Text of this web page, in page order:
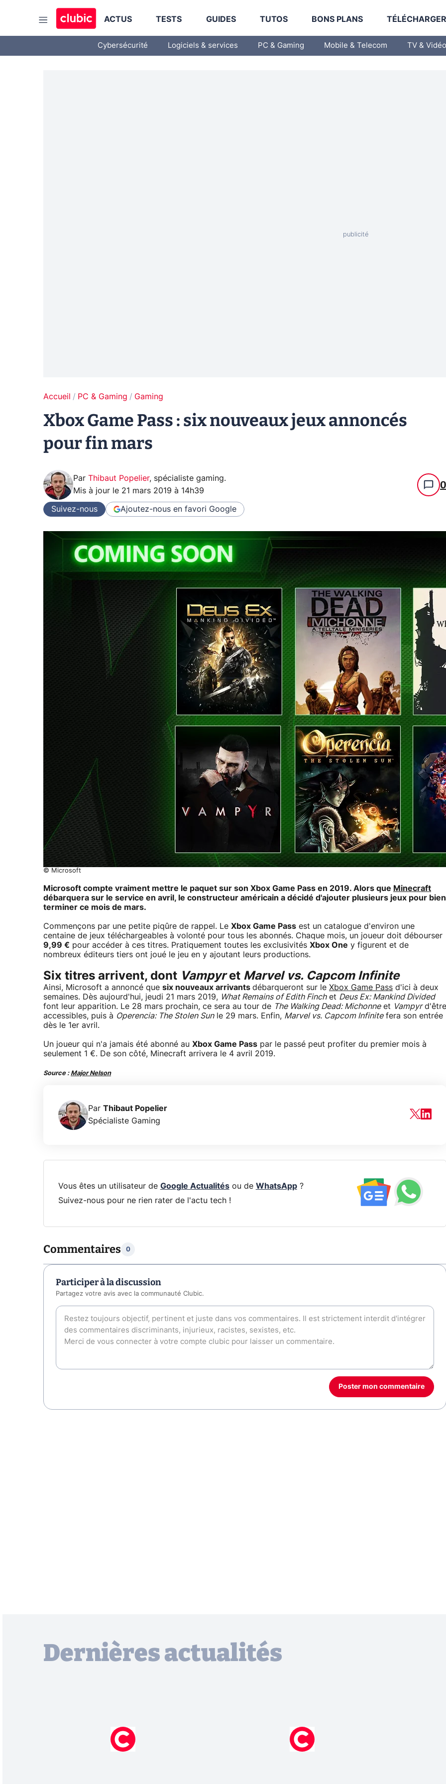
ACTUS TESTS GUIDES TUTOS BONS PLANS
Cybersécurité Logiciels & services PC & Gaming Mobile & Telecom TV & Vidéo
Accueil PC & Gaming Gaming
Xbox Game Pass : six nouveaux jeux annoncés
pour fin mars
Par Thibaut Popelier, spécialiste gaming.
Mis à jour le 21 mars 2019 à 14h39 0
Suivez-nous Ajoutez-nous en favori Google
© Microsoft
Microsoft compte vraiment mettre le paquet sur son Xbox Game Pass en 2019. Alors que Minecraft
débarquera sur le service en avril, le constructeur américain a décidé d'ajouter plusieurs jeux pour bien
terminer ce mois de mars.
Commençons par une petite piqûre de rappel. Le Xbox Game Pass est un catalogue d'environ une
centaine de jeux téléchargeables à volonté pour tous les abonnés. Chaque mois, un joueur doit débourser
9,99 € pour accéder à ces titres. Pratiquement toutes les exclusivités Xbox One y figurent et de
nombreux éditeurs tiers ont joué le jeu en y ajoutant leurs productions.
Six titres arrivent, dont Vampyret Marvel vs. Capcom Infinite
Ainsi, Microsoft a annoncé que six nouveaux arrivants débarqueront sur le Xbox Game Pass d'ici à deux
semaines. Dès aujourd'hui, jeudi 21 mars 2019, What Remains of Edith Finchet Deus Ex: Mankind Divided
font leur apparition. Le 28 mars prochain, ce sera au tour de The Walking Dead: Michonneet Vampyrd'être
accessibles, puis à Operencia: The Stolen Sunle 29 mars. Enfin, Marvel vs. Capcom Infinitefera son entrée
dès le 1er avril.
Un joueur qui n'a jamais été abonné au Xbox Game Pass par le passé peut profiter du premier mois à
seulement 1 €. De son côté, Minecraft arrivera le 4 avril 2019.
Source : Major Nelson
Par Thibaut Popelier
Spécialiste Gaming
Vous êtes un utilisateur de Google Actualitésou de WhatsApp?
Suivez-nous pour ne rien rater de l'actu tech !
Commentaires 0
Participer à la discussion
Partagez votre avis avec la communauté Clubic.
Poster mon commentaire
Dernières actualités